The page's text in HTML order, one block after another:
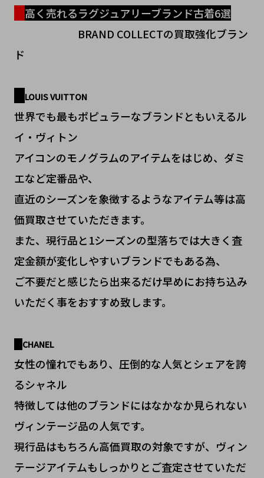
高く売れるラグジュアリーブランド古着6選
BRAND COLLECTの買取強化ブラン
ド
LOUIS VUITTON
世界でも最もポピュラーなブランドともいえるル
イ・ヴィトン
アイコンのモノグラムのアイテムをはじめ、ダミ
エなど定番品や、
直近のシーズンを象徴するようなアイテム等は高
価買取させていただきます。
また、現行品と1シーズンの型落ちでは大きく査
定金額が変化しやすいブランドでもある為、
ご不要だと感じたら出来るだけ早めにお持ち込み
いただく事をおすすめ致します。
CHANEL
女性の憧れでもあり、圧倒的な人気とシェアを誇
るシャネル
特徴しては他のブランドにはなかなか見られない
ヴィンテージ品の人気です。
現行品はもちろん高価買取の対象ですが、ヴィン
テージアイテムもしっかりとご査定させていただ